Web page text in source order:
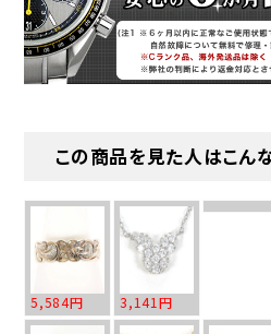
この商品を見た人はこん
5,584円 3,141円